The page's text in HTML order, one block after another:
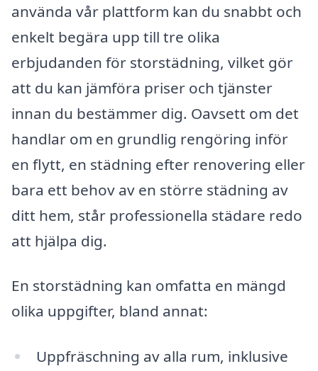
använda vår plattform kan du snabbt och
enkelt begära upp till tre olika
erbjudanden för storstädning, vilket gör
att du kan jämföra priser och tjänster
innan du bestämmer dig. Oavsett om det
handlar om en grundlig rengöring inför
en flytt, en städning efter renovering eller
bara ett behov av en större städning av
ditt hem, står professionella städare redo
att hjälpa dig.
En storstädning kan omfatta en mängd
olika uppgifter, bland annat:
Uppfräschning av alla rum, inklusive